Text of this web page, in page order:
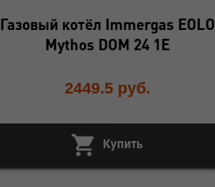
Газовый котёл Immergas EOLO
Mythos DOM 24 1E
2449.5 руб.
Купить